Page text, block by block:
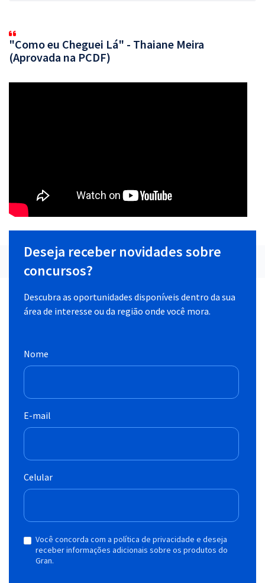
"Como eu Cheguei Lá" - Thaiane Meira
(Aprovada na PCDF)
Deseja receber novidades sobre
concursos?
Descubra as oportunidades disponíveis dentro da sua
área de interesse ou da região onde você mora.
Nome
E-mail
Celular
Você concorda com a política de privacidade e deseja
receber informações adicionais sobre os produtos do
Gran.